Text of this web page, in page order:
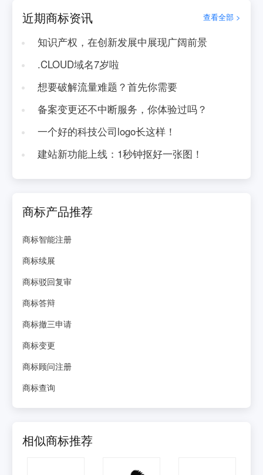
近期商标资讯 查看全部 >
知识产权，在创新发展中展现广阔前景
.CLOUD域名7岁啦
想要破解流量难题？首先你需要
备案变更还不中断服务，你体验过吗？
一个好的科技公司logo长这样！
建站新功能上线：1秒钟抠好一张图！
商标产品推荐
商标智能注册
商标续展
商标驳回复审
商标答辩
商标撤三申请
商标变更
商标顾问注册
商标查询
相似商标推荐